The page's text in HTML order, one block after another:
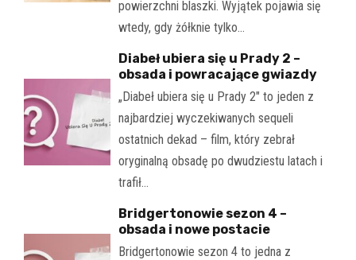
powierzchni blaszki. Wyjątek pojawia się
wtedy, gdy żółknie tylko…
Diabeł ubiera się u Prady 2 –
obsada i powracające gwiazdy
„Diabeł ubiera się u Prady 2" to jeden z
najbardziej wyczekiwanych sequeli
ostatnich dekad – film, który zebrał
oryginalną obsadę po dwudziestu latach i
trafił…
Bridgertonowie sezon 4 –
obsada i nowe postacie
Bridgertonowie sezon 4 to jedna z